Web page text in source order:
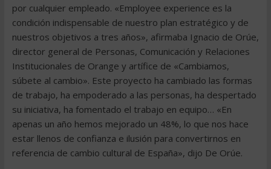
por cualquier empleado. «Employee experience es la
condición indispensable de nuestro plan estratégico y de
nuestros objetivos a tres años», afirmaba Ignacio de Orúe,
director general de Personas, Comunicación y Relaciones
Institucionales de Orange y artífice de «Cambiamos,
súbete al cambio». Este proyecto ha cambiado las formas
de trabajo, ha empoderado a las personas, ha despertado
su iniciativa, ha fomentado el trabajo en equipo… «En
apenas un año hemos mejorado un 48%, lo que nos hace
estar llenos de confianza e ilusión para convertirnos en
referencia de cambio cultural de España», dijo De Orúe.